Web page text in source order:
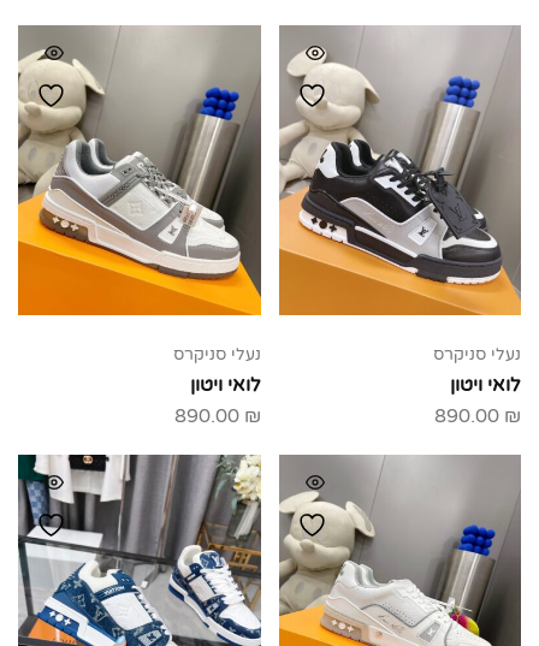
נעלי סניקרס
לואי ויטון
890.00 ₪
נעלי סניקרס
לואי ויטון
890.00 ₪